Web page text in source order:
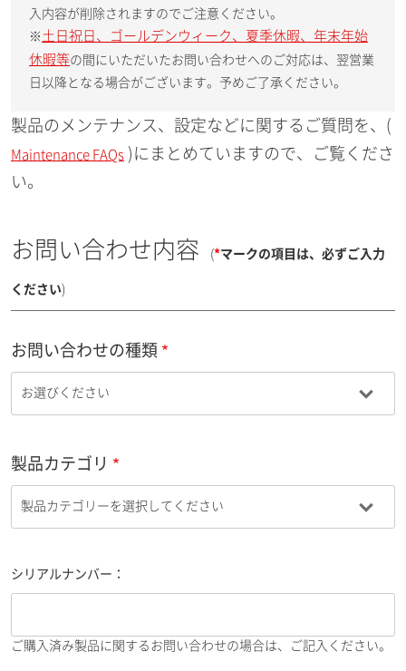
入内容が削除されますのでご注意ください。
※ 土日祝日、ゴールデンウィーク、夏季休暇、年末年始
休暇等の間にいただいたお問い合わせへのご対応は、翌営業
日以降となる場合がございます。予めご了承ください。
製品のメンテナンス、設定などに関するご質問を、(
Maintenance FAQs )にまとめていますので、ご覧くださ
い。
お問い合わせ内容 (*マークの項目は、必ずご入力
ください)
お問い合わせの種類
製品カテゴリ
シリアルナンバー：
ご購入済み製品に関するお問い合わせの場合は、ご記入ください。